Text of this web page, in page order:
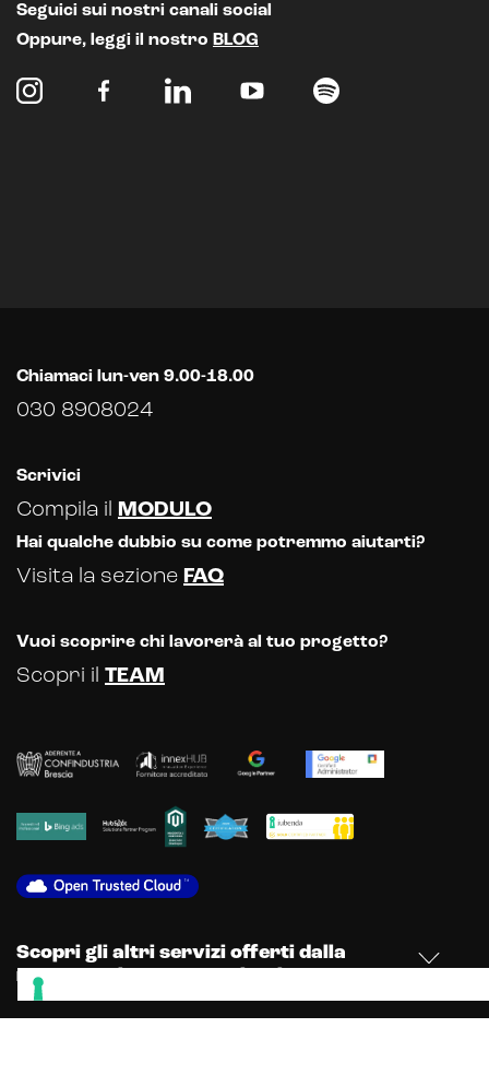
Blockchain
Analisi predittiva
Seguici sui nostri canali social
Oppure, leggi il nostro BLOG
Chiamaci lun-ven 9.00-18.00
030 8908024
Scrivici
Compila il MODULO
Hai qualche dubbio su come potremmo aiutarti?
Visita la sezione FAQ
Vuoi scoprire chi lavorerà al tuo progetto?
Scopri il TEAM
Scopri gli altri servizi offerti dalla
nostra Web & Communication Agency